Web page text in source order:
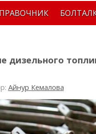
дизельного
Айнур Кемалова